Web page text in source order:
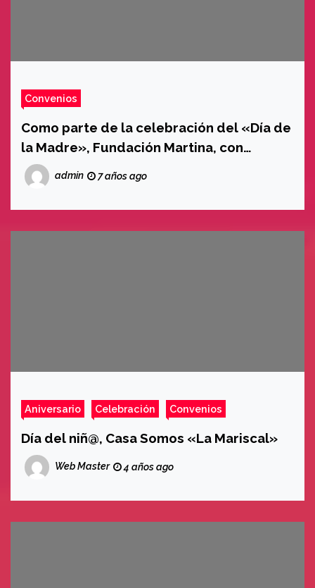
Convenios
Como parte de la celebración del «Día de
la Madre», Fundación Martina, con
COVIFEP, Tierra Nueva, CNH, «Centro de
Equidad y Justicia», Religiosas
Adoratrices, Hias y Centro de Salud
admin 7 años ago
Aniversario Celebración Convenios
Día del niñ@, Casa Somos «La Mariscal»
Web Master 4 años ago